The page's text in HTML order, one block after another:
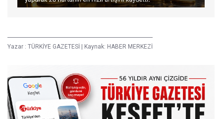
Yazar : TÜRKİYE GAZETESİ | Kaynak: HABER MERKEZİ